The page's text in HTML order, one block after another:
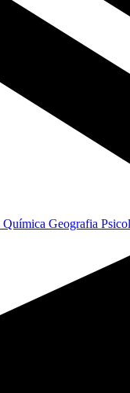
Química Geografia